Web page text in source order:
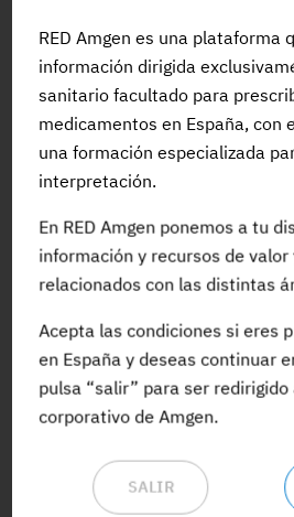
RED Amgen es una plataforma
información dirigida
sanitario facultado para
medicamentos en España, con
una formación especializada
interpretación.
En RED Amgen ponemos a tu
información y recursos de
relacionados con las distintas
Acepta las condiciones si eres
en España y deseas continuar
pulsa “salir” para ser
corporativo de Amgen.
SALIR
pacientes en tratamiento
es la osteoporosis
ACCEDE A TODA LA